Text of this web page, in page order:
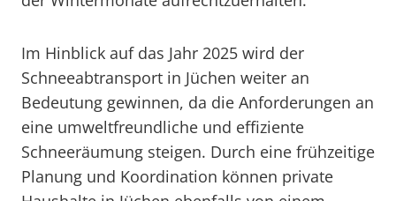
Im Hinblick auf das Jahr 2025 wird der
Schneeabtransport in Jüchen weiter an
Bedeutung gewinnen, da die Anforderungen an
eine umweltfreundliche und effiziente
Schneeräumung steigen. Durch eine frühzeitige
Planung und Koordination können private